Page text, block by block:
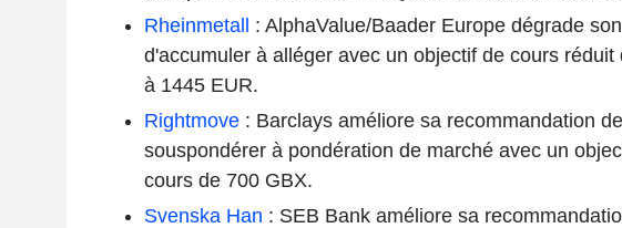
Rheinmetall : AlphaValue/Baader Europe dégrade
d'accumuler à alléger avec un objectif de cours réduit
à 1445 EUR.
Rightmove: Barclays améliore sa recommandation de
souspondérer à pondération de marché avec un
cours de 700 GBX.
Svenska Han : SEB Bank améliore sa